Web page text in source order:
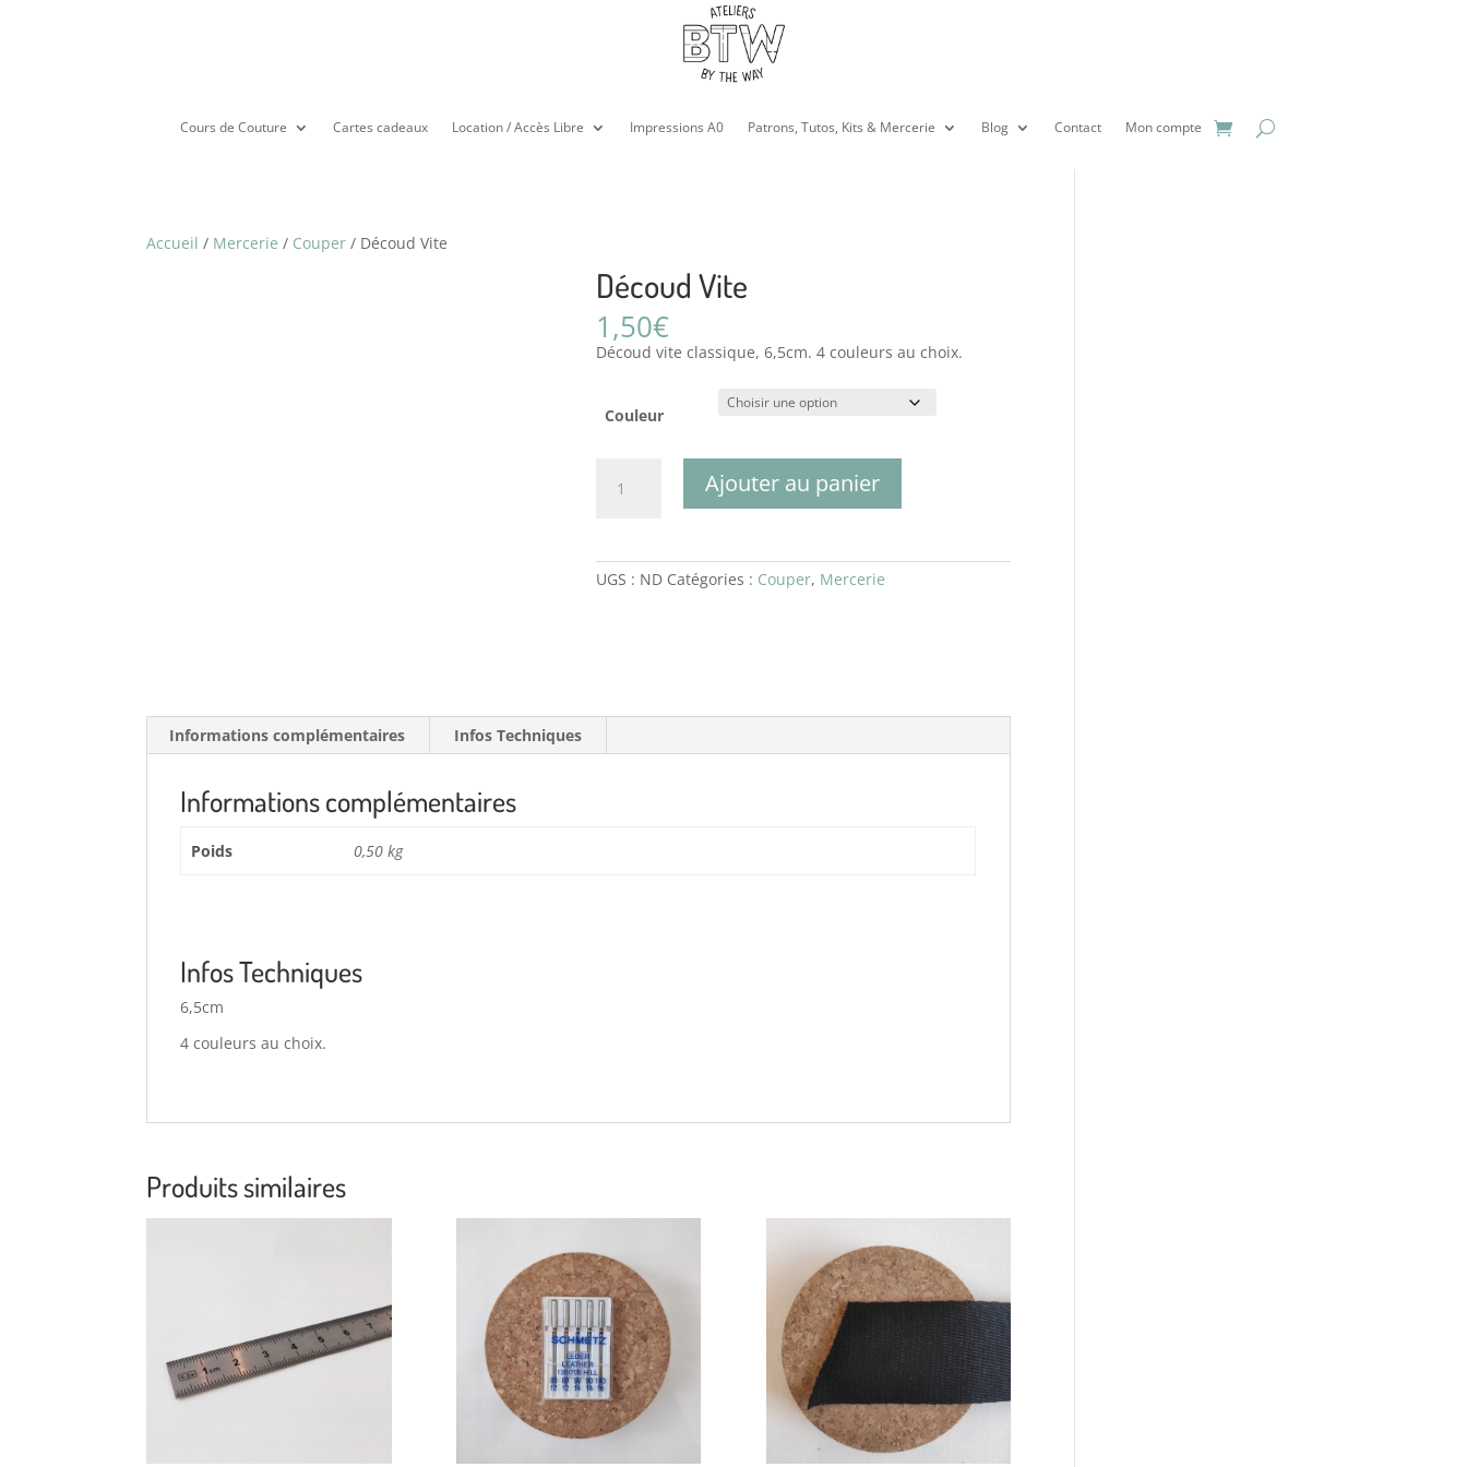
Cours de Couture Cartes cadeaux Location / Accès Libre Impressions A0 Patrons, Tutos, Kits & Mercerie Blog Contact Mon compte
Accueil / Mercerie / Couper / Découd Vite
Découd Vite
1,50€
Découd vite classique, 6,5cm. 4 couleurs au choix.
Couleur
Ajouter au panier
UGS : ND Catégories : Couper, Mercerie
Informations complémentaires Infos Techniques
Informations complémentaires
Poids 0,50 kg
Infos Techniques
6,5cm
4 couleurs au choix.
Produits similaires